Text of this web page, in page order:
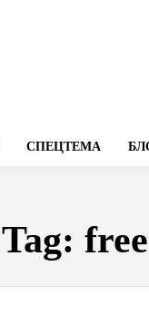
СПЕЦТЕМА
Tag: